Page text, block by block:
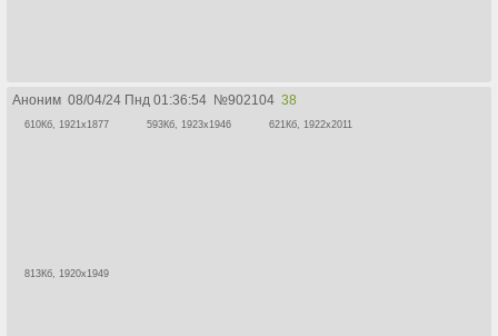
Аноним 08/04/24 Пнд 01:36:54 №902104 38
610Кб, 1921x1877 593Кб, 1923x1946 621Кб, 1922x2011
813Кб, 1920x1949